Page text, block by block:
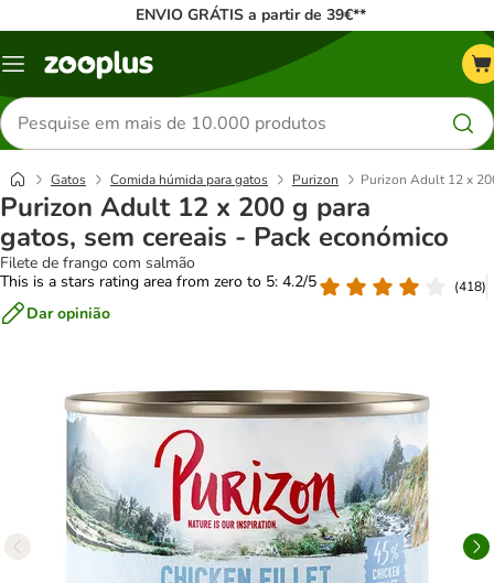
ENVIO GRÁTIS a partir de 39€**
Menu
Pesquisar
produtos
Gatos Comida húmida para gatos Purizon Purizon Adult 12 x
Purizon Adult 12 x 200 g para
gatos, sem cereais - Pack económico
Filete de frango com salmão
This is a stars rating area from zero to 5: 4.2/5
(418)
Dar opinião